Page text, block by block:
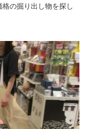
の掘り出し物を探し